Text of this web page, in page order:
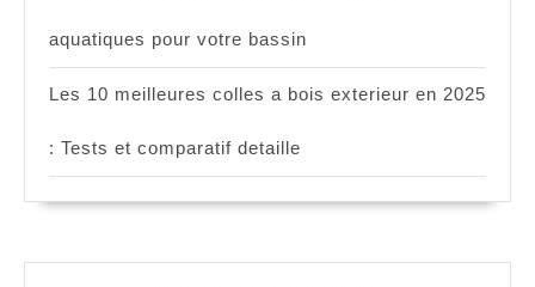
aquatiques pour votre bassin
Les 10 meilleures colles a bois exterieur en 2025
: Tests et comparatif detaille